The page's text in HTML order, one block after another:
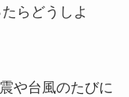
らどうしよ
や台風のたびに